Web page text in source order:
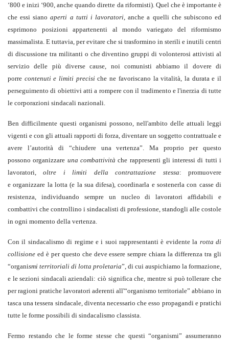
‘800 e inizi ‘900, anche quando dirette da riformisti). Quel che è importante è
che essi sianoaperti a tutti i lavoratori, anche a quelli che subiscono ed
esprimono posizioni appartenenti al mondo variegato del riformismo
massimalista. E tuttavia, per evitare che si trasformino in sterili e inutili centri
di discussione tra militanti o che diventino gruppi di volonterosi attivisti al
servizio delle più diverse cause, noi comunisti abbiamo il dovere di
porre contenuti e limiti precisi che ne favoriscano la vitalità, la durata e il
perseguimento di obiettivi atti a rompere con il tradimento e l'inerzia di tutte
le corporazioni sindacali nazionali.
Ben difficilmente questi organismi possono, nell'ambito delle attuali leggi
vigenti e con gli attuali rapporti di forza, diventare un soggetto contrattuale e
avere l’autorità di “chiudere una vertenza”. Ma proprio per questo
possono organizzare una combattività che rappresenti gli interessi di tutti i
lavoratori,oltre i limiti della contrattazione stessa: promuovere
e organizzare la lotta (e la sua difesa), coordinarla e sostenerla con casse di
resistenza, individuando sempre un nucleo di lavoratori affidabili e
combattivi che controllino i sindacalisti di professione, standogli alle costole
in ogni momento della vertenza.
Con il sindacalismo di regime e i suoi rappresentanti è evidente la rotta di
collisione ed è per questo che deve essere sempre chiara la differenza tra gli
“organismi territoriali di lotta proletaria”, di cui auspichiamo la formazione,
e le sezioni sindacali aziendali: ciò significa che, mentre si può tollerare che
per ragioni pratiche lavoratori aderenti all'“organismo territoriale” abbiano in
tasca una tessera sindacale, diventa necessario che esso propagandi e pratichi
tutte le forme possibili di sindacalismo classista.
Fermo restando che le forme stesse che questi “organismi” assumeranno